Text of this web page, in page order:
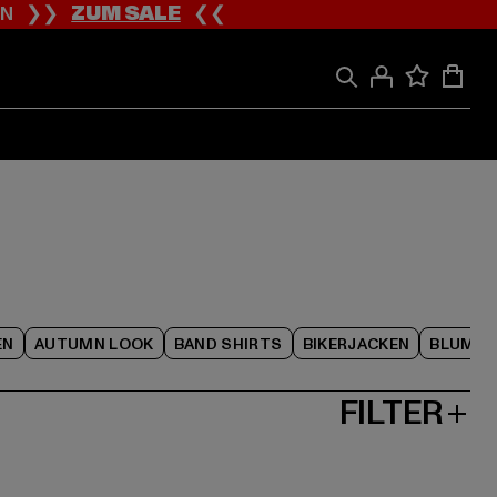
❯❯ZUM SALE❮❮
AUTUMN LOOK BAND SHIRTS BIKERJACKEN
FILTER